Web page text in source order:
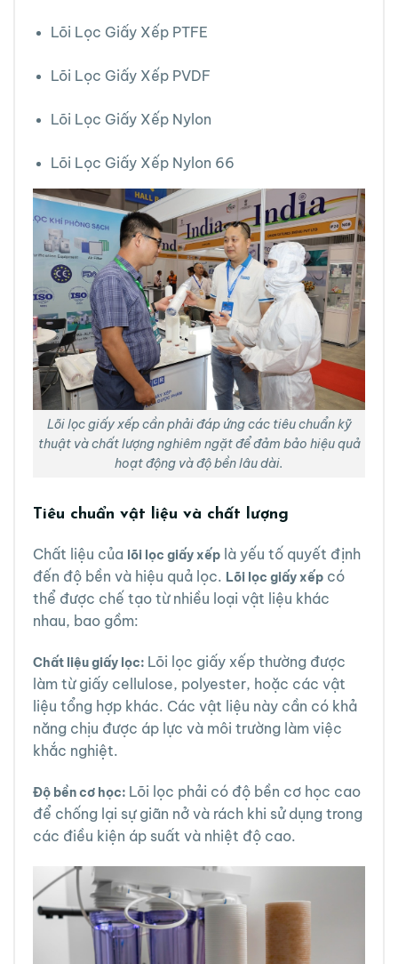
Lõi Lọc Giấy Xếp PTFE
Lõi Lọc Giấy Xếp PVDF
Lõi Lọc Giấy Xếp Nylon
Lõi Lọc Giấy Xếp Nylon 66
Lõi lọc giấy xếp cần phải đáp ứng các tiêu chuẩn kỹ
thuật và chất lượng nghiêm ngặt để đảm bảo hiệu quả
hoạt động và độ bền lâu dài.
Tiêu chuẩn vật liệu và chất lượng
Chất liệu của lõi lọc giấy xếp là yếu tố quyết định
đến độ bền và hiệu quả lọc. Lõi lọc giấy xếp có
thể được chế tạo từ nhiều loại vật liệu khác
nhau, bao gồm:
Chất liệu giấy lọc: Lõi lọc giấy xếp thường được
làm từ giấy cellulose, polyester, hoặc các vật
liệu tổng hợp khác. Các vật liệu này cần có khả
năng chịu được áp lực và môi trường làm việc
khắc nghiệt.
Độ bền cơ học: Lõi lọc phải có độ bền cơ học cao
để chống lại sự giãn nở và rách khi sử dụng trong
các điều kiện áp suất và nhiệt độ cao.